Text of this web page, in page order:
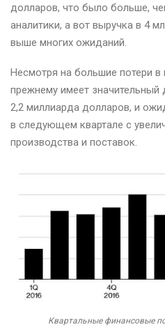
долларов, что было больше,
аналитики, а вот выручка в 4
выше многих ожиданий.
Несмотря на большие потери в
прежнему имеет
2,2 миллиарда долларов, и
в следующем квартале с
производства и поставок.
Квартальные финансовые